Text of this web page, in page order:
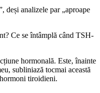
deși analizele par „aproape
Ce se întâmplă când TSH-
hormonală. Este, înainte
subliniază tocmai această
tiroidieni.